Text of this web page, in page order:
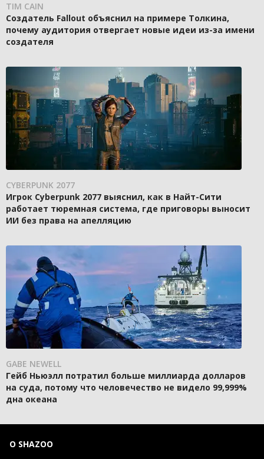
TIM CAIN
Создатель Fallout объяснил на примере Толкина,
почему аудитория отвергает новые идеи из-за имени
создателя
CYBERPUNK 2077
Игрок Cyberpunk 2077 выяснил, как в Найт-Сити
работает тюремная система, где приговоры выносит
ИИ без права на апелляцию
GABE NEWELL
Гейб Ньюэлл потратил больше миллиарда долларов
на суда, потому что человечество не видело 99,999%
дна океана
О SHAZOO